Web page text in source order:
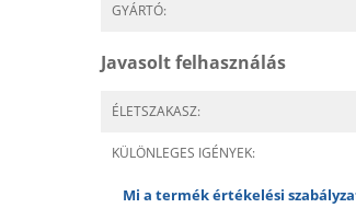
GYÁRTÓ:
Javasolt felhasználás
ÉLETSZAKASZ:
KÜLÖNLEGES IGÉNYEK:
Mi a termék értékelési